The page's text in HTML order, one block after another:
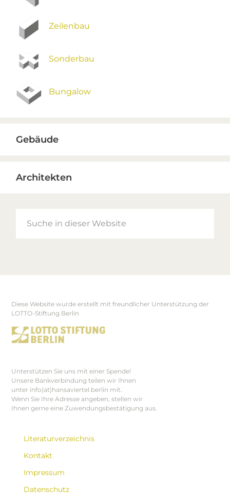
Zeilenbau
Sonderbau
Bungalow
Gebäude
Architekten
Footer
Diese Website wurde erstellt mit freundlicher Unterstützung der
LOTTO-Stiftung Berlin
Unterstützen Sie uns mit einer Spende!
Unsere Bankverbindung teilen wir Ihnen
unter info(at)hansaviertel.berlin mit.
Wenn Sie Ihre Adresse angeben, stellen wir
Ihnen gerne eine Zuwendungsbestätigung aus.
Literaturverzeichnis
Kontakt
Impressum
Datenschutz